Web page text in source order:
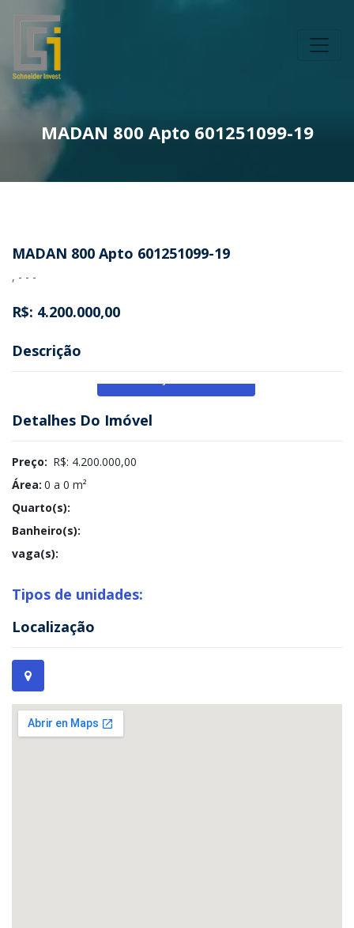
MADAN 800 Apto 601251099-19
MADAN 800 Apto 601251099-19
, - - -
R$: 4.200.000,00
Descrição
Detalhes Do Imóvel
Preço: R$: 4.200.000,00
Área: 0 a 0 m²
Quarto(s):
Banheiro(s):
vaga(s):
Tipos de unidades:
Localização